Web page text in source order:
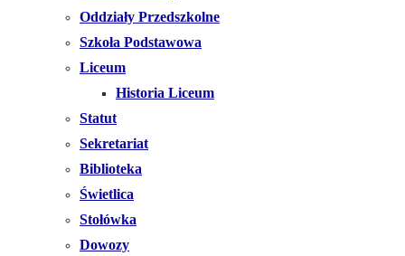
Oddziały Przedszkolne
Szkoła Podstawowa
Liceum
Historia Liceum
Statut
Sekretariat
Biblioteka
Świetlica
Stołówka
Dowozy